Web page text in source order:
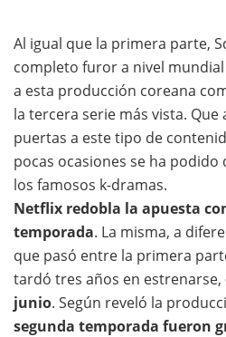
Al igual que la primera parte,
completo furor a nivel
a esta producción coreana
la tercera serie más vista. Que
puertas a este tipo de
pocas ocasiones se ha
los famosos k-dramas.
Netflix redobla la apuesta
temporada. La misma, a
que pasó entre la primera
tardó tres años en estrenarse,
junio. Según reveló la
segunda temporada fueron